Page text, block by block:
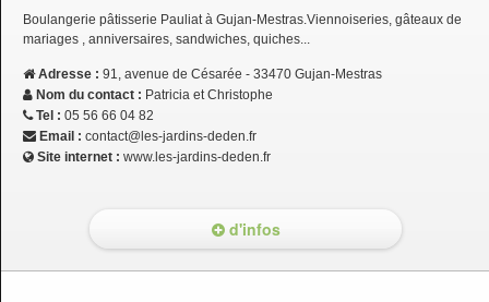
Boulangerie pâtisserie Pauliat à Gujan-Mestras.Viennoiseries, gâteaux de
mariages , anniversaires, sandwiches, quiches...
Adresse : 91, avenue de Césarée - 33470 Gujan-Mestras
Nom du contact : Patricia et Christophe
Tel : 05 56 66 04 82
Email : contact@les-jardins-deden.fr
Site internet : www.les-jardins-deden.fr
d'infos